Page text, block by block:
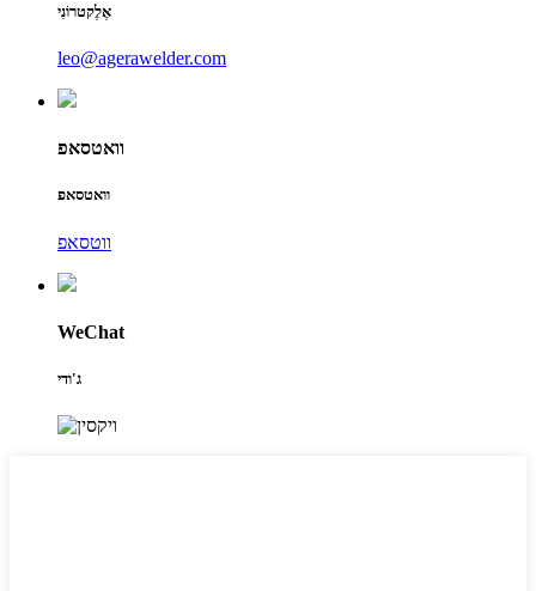
אֶלֶקטרוֹנִי
leo@agerawelder.com
וואטסאפ
וואטסאפ
ווטסאפ
WeChat
ג'ודי